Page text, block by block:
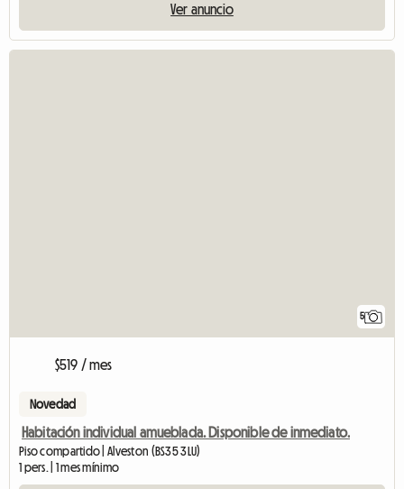
Ver anuncio
5
$519 / mes
Novedad
Habitación individual amueblada. Disponible de inmediato.
Piso compartido | Alveston (BS35 3LU)
1 pers. | 1 mes mínimo